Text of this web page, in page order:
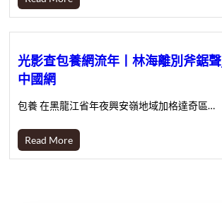
光影查包養網流年丨林海離別斧鋸聲_
中國網
包養 在黑龍江省年夜興安嶺地域加格達奇區…
Read More